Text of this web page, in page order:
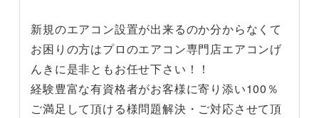
新規のエアコン設置が出来るのか分からなくて
お困りの方はプロのエアコン専門店エアコンげ
んきに是非ともお任せ下さい！！
経験豊富な有資格者がお客様に寄り添い100％
ご満足して頂ける様問題解決・ご対応させて頂